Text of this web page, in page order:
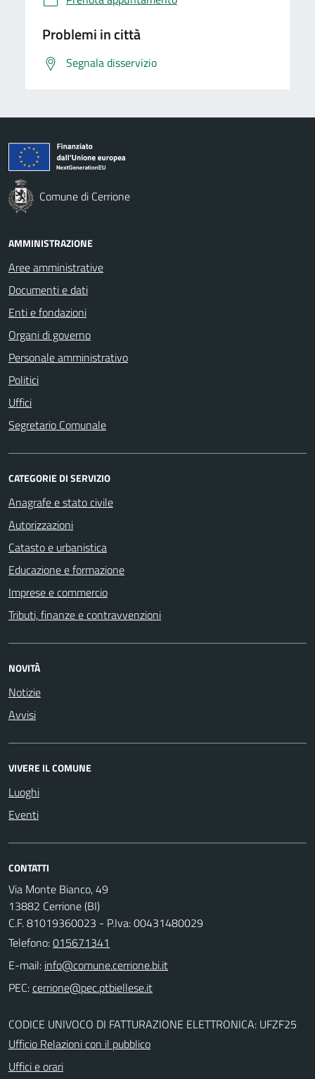
Problemi in città
Segnala disservizio
Comune di Cerrione
AMMINISTRAZIONE
Aree amministrative
Documenti e dati
Enti e fondazioni
Organi di governo
Personale amministrativo
Politici
Uffici
Segretario Comunale
CATEGORIE DI SERVIZIO
Anagrafe e stato civile
Autorizzazioni
Catasto e urbanistica
Educazione e formazione
Imprese e commercio
Tributi, finanze e contravvenzioni
NOVITÀ
Notizie
Avvisi
VIVERE IL COMUNE
Luoghi
Eventi
CONTATTI
Via Monte Bianco, 49
13882 Cerrione (BI)
C.F. 81019360023 - P.Iva: 00431480029
Telefono:015671341
E-mail:
PEC:
CODICE UNIVOCO DI FATTURAZIONE ELETTRONICA: UFZF25
Ufficio Relazioni con il pubblico
Uffici e orari